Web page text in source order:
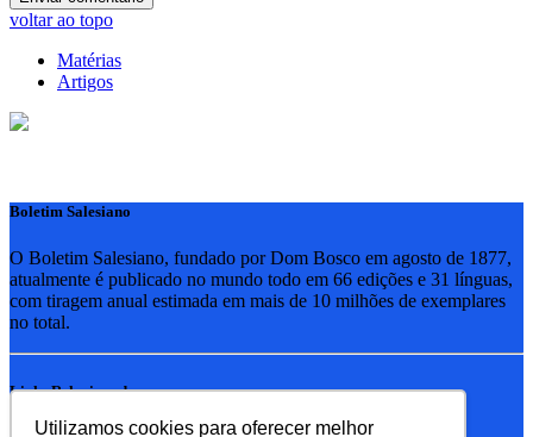
Utilizamos cookies para oferecer melhor
voltar ao topo
Matérias
Artigos
Boletim Salesiano
O Boletim Salesiano, fundado por Dom Bosco em agosto de 1877,
atualmente é publicado no mundo todo em 66 edições e 31 línguas,
com tiragem anual estimada em mais de 10 milhões de exemplares
no total.
Links Relacionados